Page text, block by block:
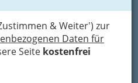
& Weiter') zur
Daten für
Seite kostenfrei